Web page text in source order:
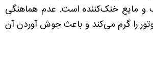
و مایع خنک‌کننده است. عدم هماهنگی
را گرم می‌کند و باعث جوش آوردن آن